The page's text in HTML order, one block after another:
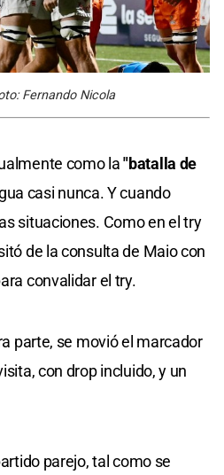
Fernando Nicola
como la"batalla de
casi nunca. Y cuando
situaciones. Como en el try
de la consulta de Maio con
convalidar el try.
parte, se movió el marcador
con drop incluido, y un
parejo, tal como se